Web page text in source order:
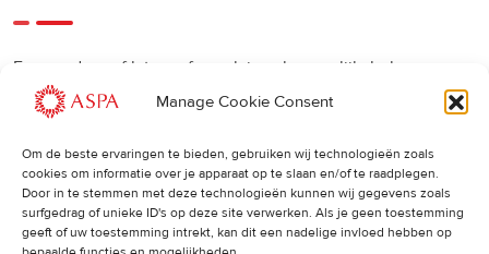
Manage Cookie Consent
Om de beste ervaringen te bieden, gebruiken wij technologieën zoals
cookies om informatie over je apparaat op te slaan en/of te raadplegen.
Door in te stemmen met deze technologieën kunnen wij gegevens zoals
surfgedrag of unieke ID's op deze site verwerken. Als je geen toestemming
geeft of uw toestemming intrekt, kan dit een nadelige invloed hebben op
Een eerdere of latere afspraak is ook mogelijk, bel ons
gerust.
Cancellations:
Indien u een afspraak wilt wijzigen of annuleren, vragen wij